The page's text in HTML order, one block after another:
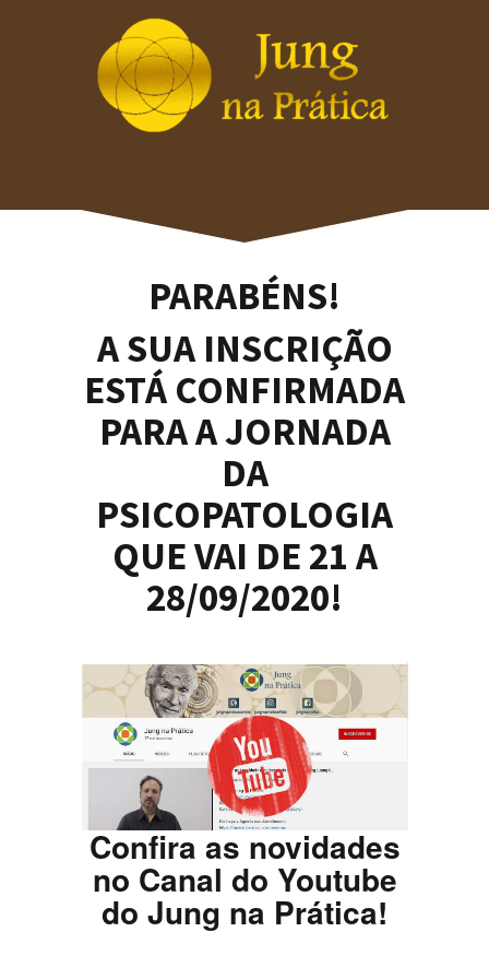
PARABÉNS!
A SUA INSCRIÇÃO
ESTÁ CONFIRMADA
PARA A JORNADA
DA
PSICOPATOLOGIA
QUE VAI DE 21 A
28/09/2020!
Confira as novidades
no Canal do Youtube
do Jung na Prática!